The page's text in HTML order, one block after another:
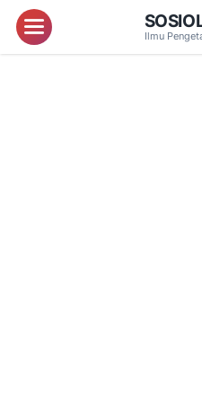
Menu Ilmu